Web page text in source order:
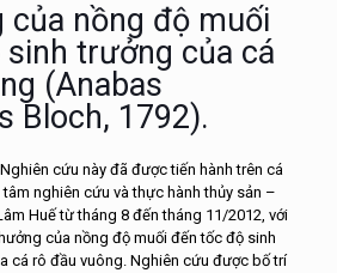
của nồng độ muối
trưởng của cá
(Anabas
Bloch, 1792).
Nghiên cứu này đã được tiến hành trên cá
nghiên cứu và thực hành thủy sản –
Huế từ tháng 8 đến tháng 11/2012, với
của nồng độ muối đến tốc độ sinh
cá rô đầu vuông. Nghiên cứu được bố trí